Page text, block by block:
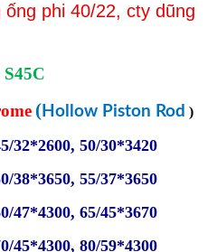
phi 40/22, cty dũng
( Hollow Piston Rod )
32*2600, 50/30*3420
38*3650, 55/37*3650
47*4300, 65/45*3670
45*4300, 80/59*4300